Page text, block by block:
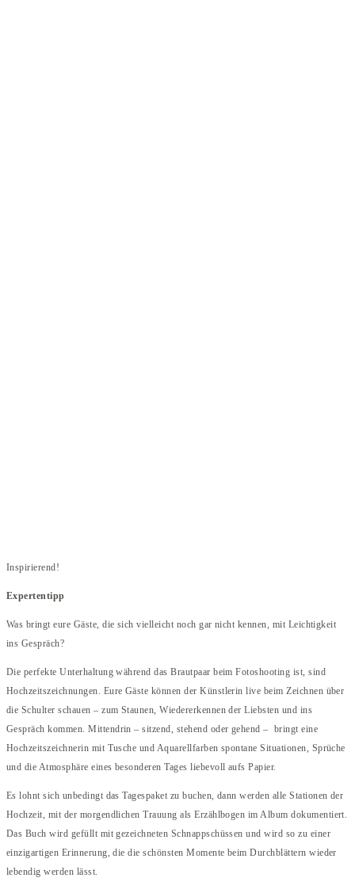
Inspirierend!
Expertentipp
Was bringt eure Gäste, die sich vielleicht noch gar nicht kennen, mit Leichtigkeit
ins Gespräch?
Die perfekte Unterhaltung während das Brautpaar beim Fotoshooting ist, sind
Hochzeitszeichnungen. Eure Gäste können der Künstlerin live beim Zeichnen über
die Schulter schauen – zum Staunen, Wiedererkennen der Liebsten und ins
Gespräch kommen. Mittendrin – sitzend, stehend oder gehend – bringt eine
Hochzeitszeichnerin mit Tusche und Aquarellfarben spontane Situationen, Sprüche
und die Atmosphäre eines besonderen Tages liebevoll aufs Papier.
Es lohnt sich unbedingt das Tagespaket zu buchen, dann werden alle Stationen der
Hochzeit, mit der morgendlichen Trauung als Erzählbogen im Album dokumentiert.
Das Buch wird gefüllt mit gezeichneten Schnappschüssen und wird so zu einer
einzigartigen Erinnerung, die die schönsten Momente beim Durchblättern wieder
lebendig werden lässt.